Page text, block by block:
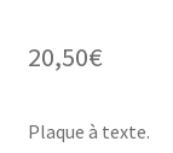
20,50€
Plaque à texte.